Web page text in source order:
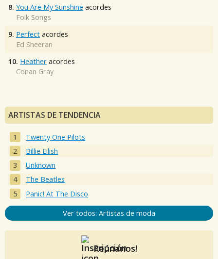
8. You Are My Sunshine acordes
Folk Songs
9. Perfect acordes
Ed Sheeran
10. Heather acordes
Conan Gray
ARTISTAS DE TENDENCIA
Twenty One Pilots
Billie Eilish
Unknown
The Beatles
Panic! At The Disco
Ver todos: Artistas de moda
Reúnanos!